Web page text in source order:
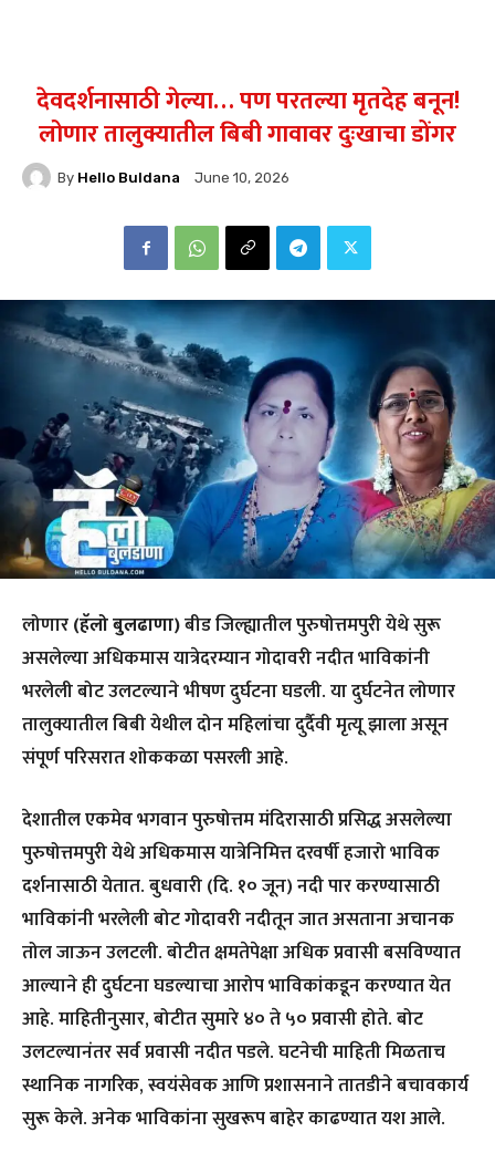
देवदर्शनासाठी गेल्या… पण परतल्या मृतदेह बनून!
लोणार तालुक्यातील बिबी गावावर दुःखाचा डोंगर
By Hello Buldana June 10, 2026
लोणार(हॅलो बुलढाणा)बीड जिल्ह्यातील पुरुषोत्तमपुरी येथे सुरू
असलेल्या अधिकमास यात्रेदरम्यान गोदावरी नदीत भाविकांनी
भरलेली बोट उलटल्याने भीषण दुर्घटना घडली. या दुर्घटनेत लोणार
तालुक्यातील बिबी येथील दोन महिलांचा दुर्दैवी मृत्यू झाला असून
संपूर्ण परिसरात शोककळा पसरली आहे.
देशातील एकमेव भगवान पुरुषोत्तम मंदिरासाठी प्रसिद्ध असलेल्या
पुरुषोत्तमपुरी येथे अधिकमास यात्रेनिमित्त दरवर्षी हजारो भाविक
दर्शनासाठी येतात. बुधवारी (दि. १० जून) नदी पार करण्यासाठी
भाविकांनी भरलेली बोट गोदावरी नदीतून जात असताना अचानक
तोल जाऊन उलटली. बोटीत क्षमतेपेक्षा अधिक प्रवासी बसविण्यात
आल्याने ही दुर्घटना घडल्याचा आरोप भाविकांकडून करण्यात येत
आहे. माहितीनुसार, बोटीत सुमारे ४० ते ५० प्रवासी होते. बोट
उलटल्यानंतर सर्व प्रवासी नदीत पडले. घटनेची माहिती मिळताच
स्थानिक नागरिक, स्वयंसेवक आणि प्रशासनाने तातडीने बचावकार्य
सुरू केले. अनेक भाविकांना सुखरूप बाहेर काढण्यात यश आले.